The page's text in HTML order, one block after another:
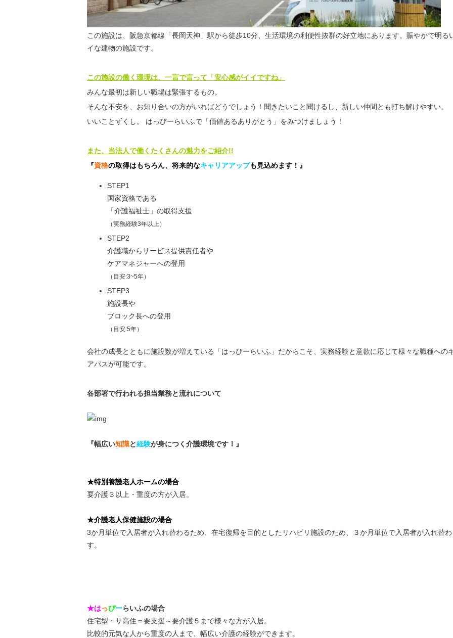
この施設は、阪急京都線「長岡天神」駅から徒歩10分、生活環境の利便性抜群の好立地にあります。賑やかで明る
イな建物の施設です。
この施設の働く環境は、一言で言って「安心感がイイですね」
みんな最初は新しい職場は緊張するもの。
そんな不安を、お知り合いの方がいればどうでしょう！聞きたいこと聞けるし、新しい仲間とも打ち解けやすい。
いいことずくし。 はっぴーらいふで「価値あるありがとう」をみつけましょう！
また、当法人で働くたくさんの魅力をご紹介!!
『資格の取得はもちろん、将来的なキャリアアップも見込めます！』
STEP1
国家資格である
「介護福祉士」の取得支援
（実務経験3年以上）
STEP2
介護職からサービス提供責任者や
ケアマネジャーへの登用
（目安:3~5年）
STEP3
施設長や
ブロック長への登用
（目安:5年）
会社の成長とともに施設数が増えている「はっぴーらいふ」だからこそ、実務経験と意欲に応じて様々な職種への
アパスが可能です。
各部署で行われる担当業務と流れについて
『幅広い知識と経験が身につく介護環境です！』
★特別養護老人ホームの場合
要介護３以上・重度の方が入居。
★介護老人保健施設の場合
3か月単位で入居者が入れ替わるため、在宅復帰を目的としたリハビリ施設のため、３か月単位で入居者が入れ替
す。
★はっぴーらいふの場合
住宅型・サ高住＝要支援～要介護５まで様々な方が入居。
比較的元気な人から重度の人まで、幅広い介護の経験ができます。